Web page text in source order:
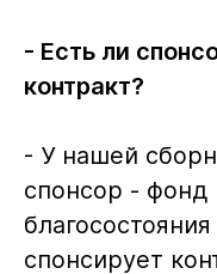
- Есть ли
контракт?
- У нашей
спонсор - фонд
спонсирует